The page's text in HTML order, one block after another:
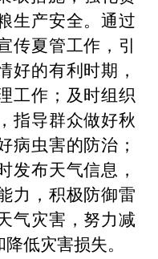
生产安全。通过
传夏管工作，引
好的有利时期，
工作；及时组织
指导群众做好秋
病虫害的防治；
发布天气信息，
力，积极防御雷
气灾害，努力减
低灾害损失。